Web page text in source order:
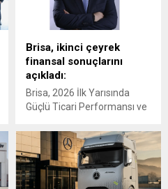
Brisa, ikinci çeyrek
finansal sonuçlarını
açıkladı:
Brisa, 2026 İlk Yarısında
Güçlü Ticari Performansı ve
Finansal Görünümünü
Güçlendirdi